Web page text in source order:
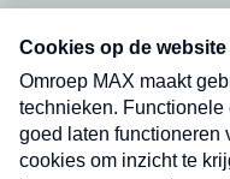
nieuwsbrief. Elke
uw mailbox.